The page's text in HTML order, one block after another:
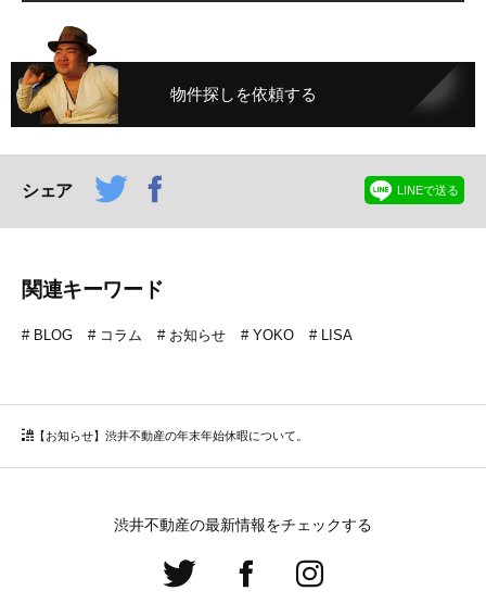
物件探しを依頼する
シェア LINEで送る
関連キーワード
BLOG コラム お知らせ YOKO LISA
【お知らせ】渋井不動産の年末年始休暇について。
渋井不動産の最新情報をチェックする